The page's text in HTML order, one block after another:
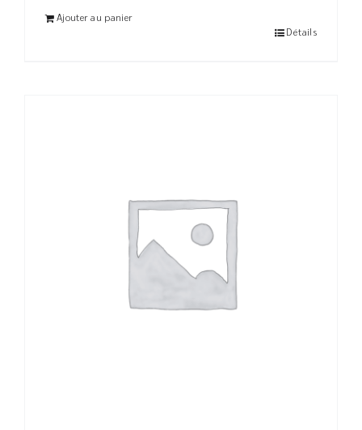
Ajouter au panier
Détails